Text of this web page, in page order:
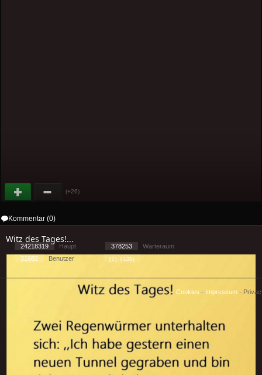
(+26)
Kommentar (0)
Witz des Tages!...
24218319 Haupt 378253
Warteraum
31682
Benutzer [ 1 ] - ( 1.28 )
Cookies - Impressum -